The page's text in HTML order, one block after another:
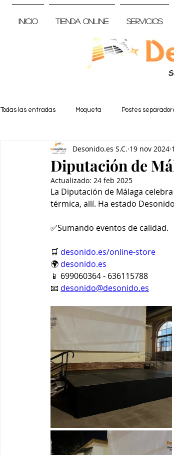
Inicio Tienda Online Servicios
Todas las entradas Moqueta Postes
Diputación de
Desonido.es S.C. 19 nov 2024
Actualizado: 24 feb 2025
La Diputación de Málaga
térmica, allí. Ha estado
✅Sumando eventos de calidad.
🛒 desonido.es/online-store
🌍 desonido.es
📱 699060364 - 636115788
📧 desonido@desonido.es